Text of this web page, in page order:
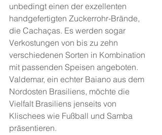
unbedingt einen der exzellenten
handgefertigten Zuckerrohr-Brände,
die Cachaças. Es werden sogar
Verkostungen von bis zu zehn
verschiedenen Sorten in Kombination
mit passenden Speisen angeboten.
Valdemar, ein echter Baiano aus dem
Nordosten Brasiliens, möchte die
Vielfalt Brasiliens jenseits von
Klischees wie Fußball und Samba
präsentieren.